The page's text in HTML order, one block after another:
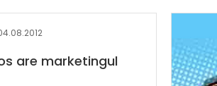
are marketingul